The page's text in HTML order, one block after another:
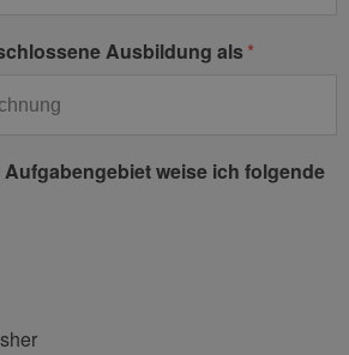
Ausbildung als
weise ich folgende